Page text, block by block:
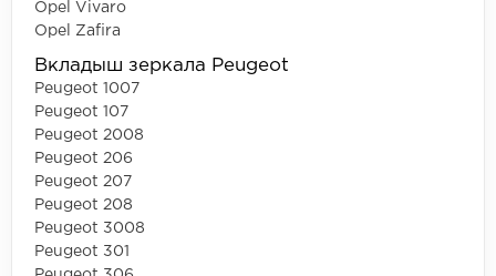
Opel Vivaro
Opel Zafira
Вкладыш зеркала Peugeot
Peugeot 1007
Peugeot 107
Peugeot 2008
Peugeot 206
Peugeot 207
Peugeot 208
Peugeot 3008
Peugeot 301